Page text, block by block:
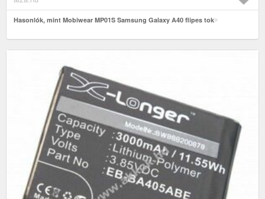
Hasonlók, mint Mobiwear MP01S Samsung Galaxy A40 flipes tok